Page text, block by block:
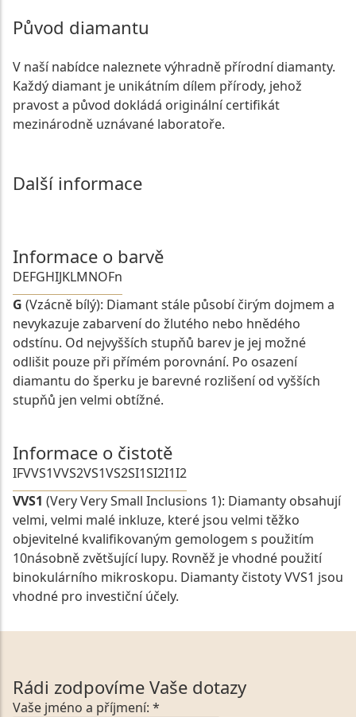
Původ diamantu
V naší nabídce naleznete výhradně přírodní diamanty.
Každý diamant je unikátním dílem přírody, jehož
pravost a původ dokládá originální certifikát
mezinárodně uznávané laboratoře.
Další informace
Informace o barvě
DEFGHIJKLMNOFn
G (Vzácně bílý): Diamant stále působí čirým dojmem a
nevykazuje zabarvení do žlutého nebo hnědého
odstínu. Od nejvyšších stupňů barev je jej možné
odlišit pouze při přímém porovnání. Po osazení
diamantu do šperku je barevné rozlišení od vyšších
stupňů jen velmi obtížné.
Informace o čistotě
IFVVS1VVS2VS1VS2SI1SI2I1I2
VVS1 (Very Very Small Inclusions 1): Diamanty obsahují
velmi, velmi malé inkluze, které jsou velmi těžko
objevitelné kvalifikovaným gemologem s použitím
10násobně zvětšující lupy. Rovněž je vhodné použití
binokulárního mikroskopu. Diamanty čistoty VVS1 jsou
vhodné pro investiční účely.
Rádi zodpovíme Vaše dotazy
Vaše jméno a příjmení: *